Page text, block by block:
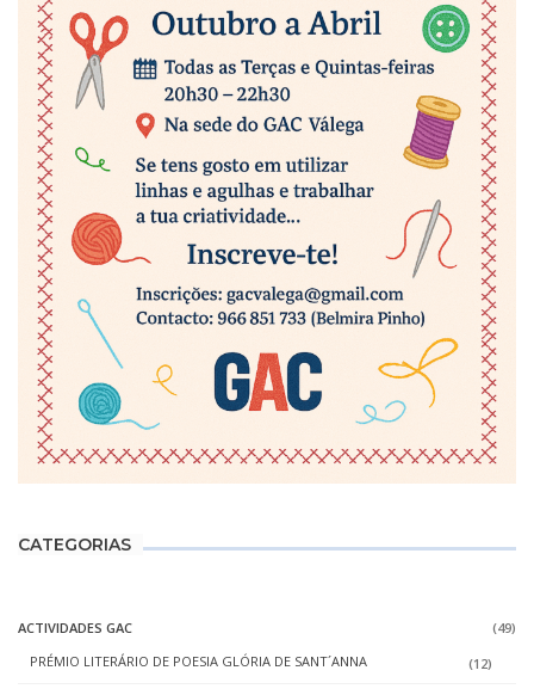
CATEGORIAS
ACTIVIDADES GAC
(49)
PRÉMIO LITERÁRIO DE POESIA GLÓRIA DE SANT´ANNA
(12)